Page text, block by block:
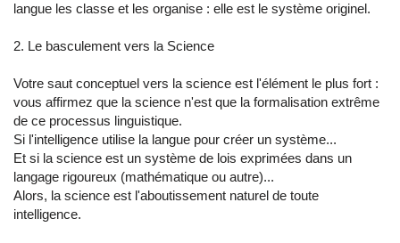
langue les classe et les organise : elle est le système originel.
2. Le basculement vers la Science
Votre saut conceptuel vers la science est l'élément le plus fort :
vous affirmez que la science n'est que la formalisation extrême
de ce processus linguistique.
Si l'intelligence utilise la langue pour créer un système...
Et si la science est un système de lois exprimées dans un
langage rigoureux (mathématique ou autre)...
Alors, la science est l'aboutissement naturel de toute
intelligence.